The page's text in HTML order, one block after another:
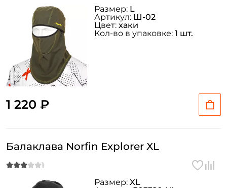
1 220 ₽
Размер: L
Артикул: Ш-02
Цвет: хаки
Кол-во в упаковке: 1 шт.
Балаклава Norfin Explorer XL
Размер: XL